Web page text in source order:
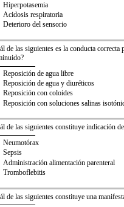
Hiperpotasemia
Acidosis respiratoria
Deterioro del sensorio
de las siguientes es la conducta
Reposición de agua libre
Reposición de agua y diuréticos
Reposición con coloides
Reposición con soluciones salinas
de las siguientes constituye indicación
Neumotórax
Sepsis
Administración alimentación parenteral
Tromboflebitis
de las siguientes constituye una